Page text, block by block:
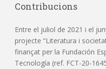
Contribucions
Entre el juliol de 2021 i el
projecte “Literatura i
finançat per la Fundación
Tecnología (ref. FCT-20-